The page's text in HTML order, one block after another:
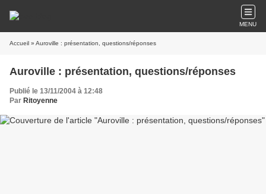
MENU
Accueil » Auroville : présentation, questions/réponses
Auroville : présentation, questions/réponses
Publié le 13/11/2004 à 12:48
Par Ritoyenne